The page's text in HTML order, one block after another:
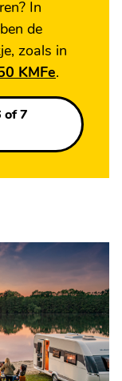
In
de
zoals in
KMFe.
of 7